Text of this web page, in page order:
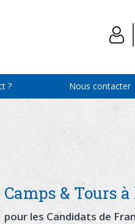
? Nous contacter
Camps & Tours
pour les Candidats de